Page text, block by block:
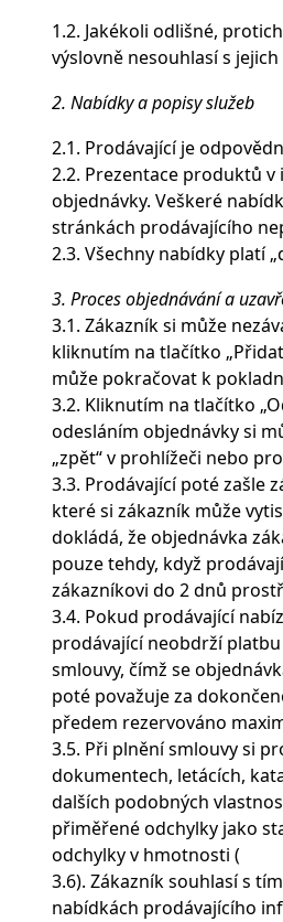
1.2. Jakékoli odlišné,
výslovně nesouhlasí s
2. Nabídky a popisy služeb
2.1. Prodávající je
2.2. Prezentace produktů
objednávky. Veškeré
stránkách prodávajícího
2.3. Všechny nabídky platí
3. Proces objednávání a
3.1. Zákazník si může
kliknutím na tlačítko
může pokračovat k
3.2. Kliknutím na tlačítko
odesláním objednávky si
„zpět“ v prohlížeči nebo
3.3. Prodávající poté zašle
které si zákazník může
dokládá, že objednávka
pouze tehdy, když
zákazníkovi do 2 dnů
3.4. Pokud prodávající
prodávající neobdrží
smlouvy, čímž se
poté považuje za
předem rezervováno
3.5. Při plnění smlouvy si
dokumentech, letácích,
dalších podobných
přiměřené odchylky jako
odchylky v hmotnosti (
3.6). Zákazník souhlasí s
nabídkách prodávajícího